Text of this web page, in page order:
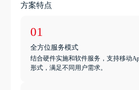
方案特点
01
全方位服务模式
结合硬件实施和软件服务，支持移动
形式，满足不同用户需求。